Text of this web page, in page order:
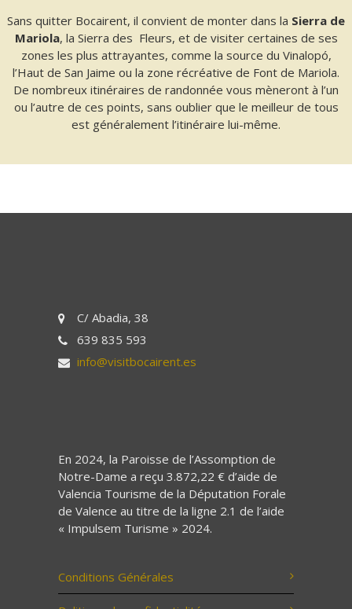
Sans quitter Bocairent, il convient de monter dans la Sierra de
Mariola, la Sierra des Fleurs, et de visiter certaines de ses
zones les plus attrayantes, comme la source du Vinalopó,
l’Haut de San Jaime ou la zone récréative de Font de Mariola.
De nombreux itinéraires de randonnée vous mèneront à l’un
ou l’autre de ces points, sans oublier que le meilleur de tous
est généralement l’itinéraire lui-même.
C/ Abadia, 38
639 835 593
info@visitbocairent.es
En 2024, la Paroisse de l’Assomption de
Notre-Dame a reçu 3.872,22 € d’aide de
Valencia Tourisme de la Députation Forale
de Valence au titre de la ligne 2.1 de l’aide
« Impulsem Turisme » 2024.
Conditions Générales